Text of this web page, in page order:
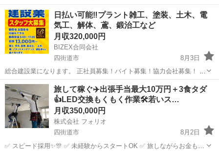
日払い可能‼️プラント雑工、塗装、土木、電
気工、解体、鳶、鍛治工など
月収320,000円
BIZEX合同会社
四街道市
8月3日
総合建設業になります。 正社員募集！バイト募集！協力会社募集！ 重
機オペ募集！！ 茨城県内、福島県、千葉県、埼玉県、東京、神奈川
県、青森県、宮城県、岡山県、九州、全国の方募集中です。 出張も希
望できます。寮完備！ 業種は...
千葉 四街道市 その他 鍛治
旅して稼ぐ✈️出張手当最大10万円＋3食タダ
👍LED交換もくもく作業🛠️若いス…
月収350,000円
株式会社 フォリオ
四街道市
8月2日
✅ スピード採用✨🎊 ✅ 未経験からスタートOK ✅ 旅しながらお金も増